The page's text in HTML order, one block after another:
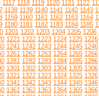
1117 1118 1119 1120 1121 1122
1138 1139 1140 1141 1142 1143
1159 1160 1161 1162 1163 1164
1180 1181 1182 1183 1184 1185
1201 1202 1203 1204 1205 1206
1221 1222 1223 1224 1225 1226
1241 1242 1243 1244 1245 1246
1261 1262 1263 1264 1265 1266
1281 1282 1283 1284 1285 1286
1301 1302 1303 1304 1305 1306
1321 1322 1323 1324 1325 1326
1341 1342 1343 1344 1345 1346
1361 1362 1363 1364 1365 1366